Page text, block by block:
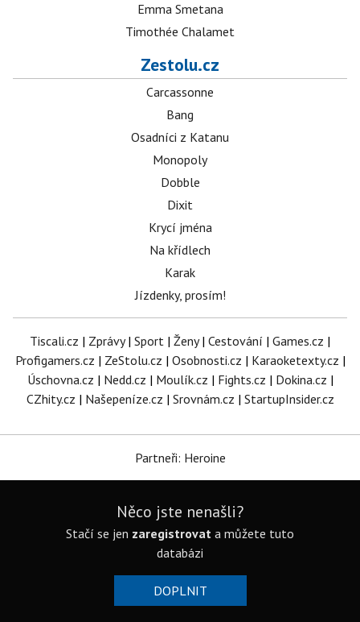
Emma Smetana
Timothée Chalamet
Zestolu.cz
Carcassonne
Bang
Osadníci z Katanu
Monopoly
Dobble
Dixit
Krycí jména
Na křídlech
Karak
Jízdenky, prosím!
Tiscali.cz | Zprávy| Sport | Ženy| Cestování | Games.cz |
Profigamers.cz | ZeStolu.cz | Osobnosti.cz | Karaoketexty.cz |
Úschovna.cz | Nedd.cz | Moulík.cz | Fights.cz | Dokina.cz |
CZhity.cz | Našepeníze.cz | Srovnám.cz | StartupInsider.cz
Partneři: Heroine
Něco jste nenašli?
Stačí se jen zaregistrovat a můžete tuto
databázi
DOPLNIT